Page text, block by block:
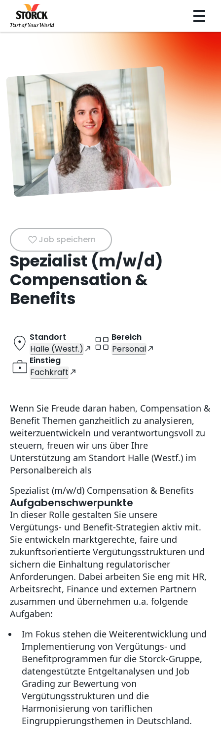
Job speichern
Spezialist (m/w/d)
Compensation &
Benefits
Standort
Halle (Westf.)
Bereich
Personal
Einstieg
Fachkraft
Wenn Sie Freude daran haben, Compensation &
Benefit Themen ganzheitlich zu analysieren,
weiterzuentwickeln und verantwortungsvoll zu
steuern, freuen wir uns über Ihre
Unterstützung am Standort Halle (Westf.) im
Personalbereich als
Spezialist (m/w/d) Compensation & Benefits
Aufgabenschwerpunkte
In dieser Rolle gestalten Sie unsere
Vergütungs- und Benefit-Strategien aktiv mit.
Sie entwickeln marktgerechte, faire und
zukunftsorientierte Vergütungsstrukturen und
sichern die Einhaltung regulatorischer
Anforderungen. Dabei arbeiten Sie eng mit HR,
Arbeitsrecht, Finance und externen Partnern
zusammen und übernehmen u.a. folgende
Aufgaben:
Im Fokus stehen die Weiterentwicklung und
Implementierung von Vergütungs- und
Benefitprogrammen für die Storck-Gruppe,
datengestützte Entgeltanalysen und Job
Grading zur Bewertung von
Vergütungsstrukturen und die
Harmonisierung von tariflichen
Eingruppierungsthemen in Deutschland.